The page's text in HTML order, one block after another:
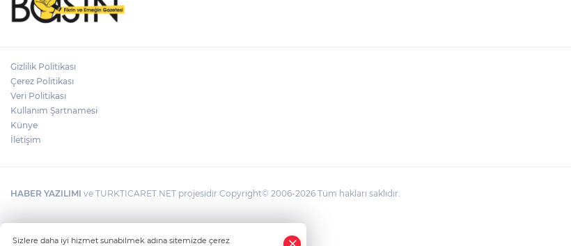
Gizlilik Politikası
Çerez Politikası
Veri Politikası
Kullanım Şartnamesi
Künye
İletişim
HABER YAZILIMI ve TURKTICARET.NET projesidir Copyright© 2006-2026 Tüm hakları saklıdır.
Sizlere daha iyi hizmet sunabilmek adına sitemizde çerez